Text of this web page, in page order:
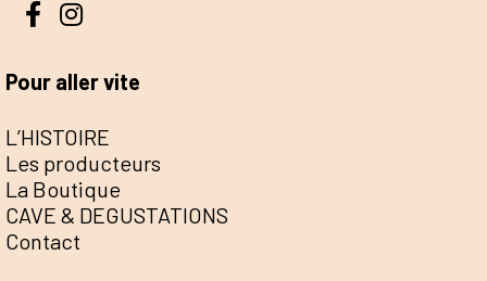
Pour aller vite
L’HISTOIRE
Les producteurs
La Boutique
CAVE & DEGUSTATIONS
Contact